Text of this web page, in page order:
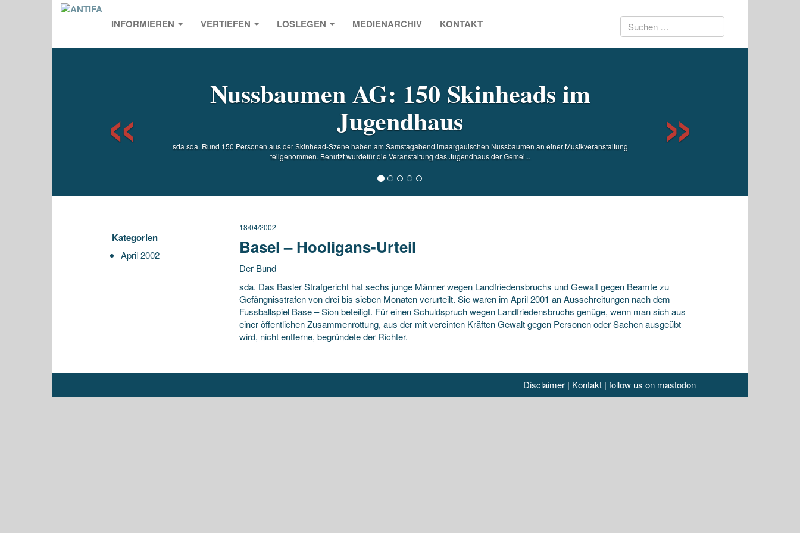
INFORMIEREN VERTIEFEN LOSLEGEN MEDIENARCHIV KONTAKT Suchen
Nussbaumen AG: 150 Skinheads im
Jugendhaus
sda sda. Rund 150 Personen aus der Skinhead-Szene haben am Samstagabend imaargauischen Nussbaumen an einer Musikveranstaltung
teilgenommen. Benutzt wurdefür die Veranstaltung das Jugendhaus der Gemei...
Previous
Kategorien
April 2002
18/04/2002
Basel – Hooligans-Urteil
Der Bund
sda. Das Basler Strafgericht hat sechs junge Männer wegen Landfriedensbruchs und Gewalt gegen Beamte zu
Gefängnisstrafen von drei bis sieben Monaten verurteilt. Sie waren im April 2001 an Ausschreitungen nach dem
Fussballspiel Base – Sion beteiligt. Für einen Schuldspruchwegen Landfriedensbruchs genüge, wenn man sich aus
einer öffentlichen Zusammenrottung, aus der mit vereinten Kräften Gewalt gegen Personen oder Sachen ausgeübt
wird, nicht entferne, begründete der Richter.
Disclaimer| Kontakt| follow us on mastodon